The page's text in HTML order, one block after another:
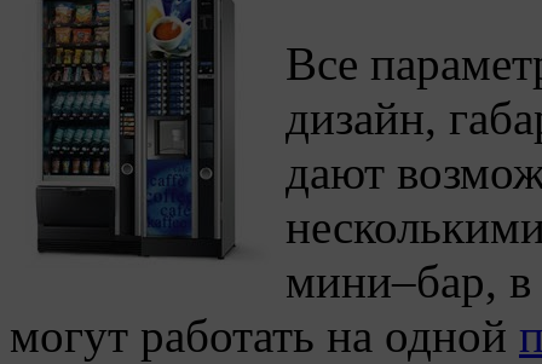
Все
дизайн,
дают
мини–бар, в
могут работать на одной